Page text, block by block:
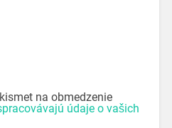
na obmedzenie
údaje o vašich